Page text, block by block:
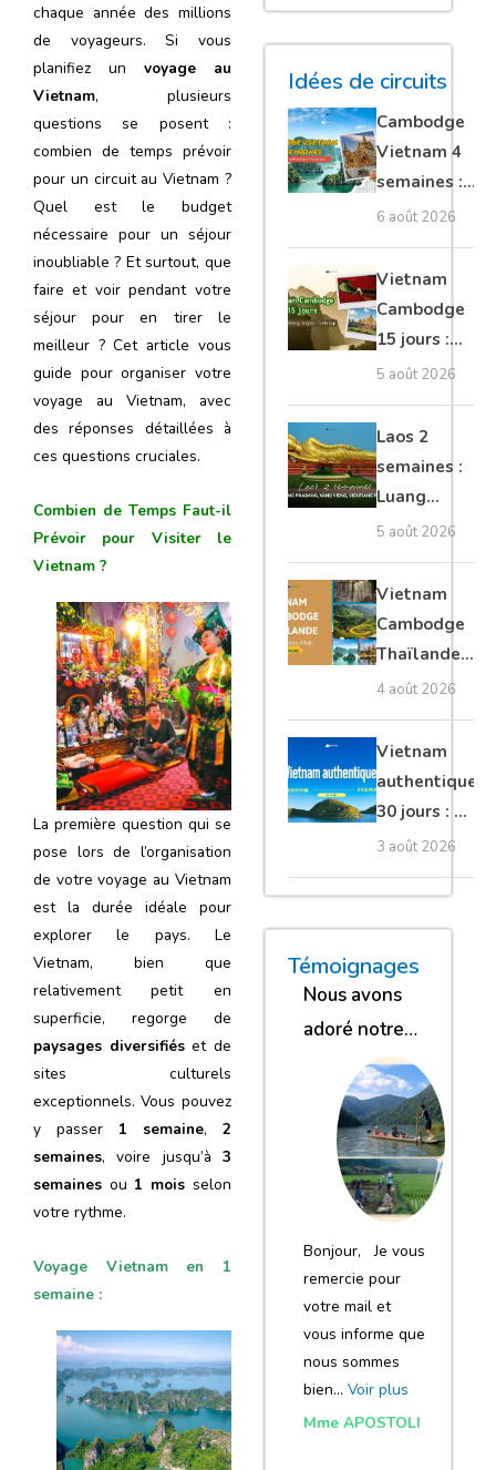
chaque année des millions
de voyageurs. Si vous
planifiez un voyage au
Vietnam, plusieurs
questions se posent :
combien de temps prévoir
pour un circuit au Vietnam ?
Quel est le budget
nécessaire pour un séjour
inoubliable ? Et surtout, que
faire et voir pendant votre
séjour pour en tirer le
meilleur ? Cet article vous
guide pour organiser votre
voyage au Vietnam, avec
des réponses détaillées à
ces questions cruciales.
Combien de Temps Faut-il
Prévoir pour Visiter le
Vietnam ?
La première question qui se
pose lors de l’organisation
de votre voyage au Vietnam
est la durée idéale pour
explorer le pays. Le
Vietnam, bien que
relativement petit en
superficie, regorge de
paysages diversifiéset de
sites culturels
exceptionnels. Vous pouvez
y passer 1 semaine, 2
semaines, voire jusqu’à 3
semaines ou 1 mois selon
votre rythme.
Voyage Vietnam en 1
semaine :
étape
choisir ?
Idées de circuits
Cambodge
Vietnam 4
semaines :
Angkor,
Tonkin
secret &
Mékong
6 août 2026
Vietnam
Cambodge
15 jours :
Hanoi,
Mékong,
Angkor,
Tonlé Sap
5 août 2026
Laos 2
semaines :
Luang
Prabang,
Vang Vieng,
Vientiane
privé
5 août 2026
Vietnam
Cambodge
Thaïlande
35 jours :
grands
trésors
d’Asie
4 août 2026
Vietnam
authentique
30 jours : Du
nord secret
au sud et
plage Phu
Quoc
3 août 2026
Témoignages
Nous avons
adoré notre
Bonjour, Je vous
remercie pour
votre mail et
vous informe que
nous sommes
bien… Voir plus
« Nous
Mme APOSTOLI
« Nous sommes